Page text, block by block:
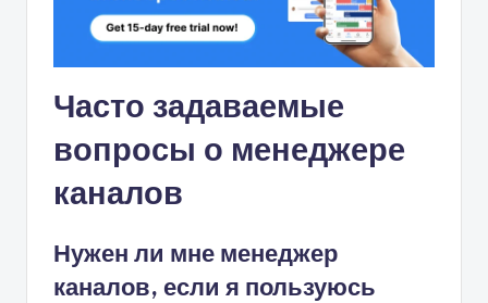
Часто задаваемые
вопросы о менеджере
каналов
Нужен ли мне менеджер
каналов, если я пользуюсь